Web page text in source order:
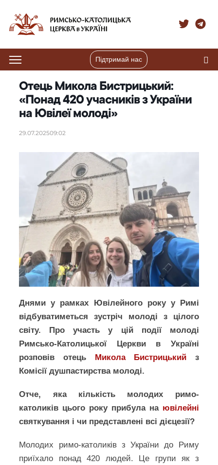
Підтримай нас
Отець Микола Бистрицький:
«Понад 420 учасників з України
на Ювілеї молоді»
29.07.202509:02
Днями у рамках Ювілейного року у Римі
відбуватиметься зустріч молоді з цілого
світу. Про участь у цій події молоді
Римсько-Католицької Церкви в Україні
розповів отець Микола Бистрицький з
Комісії душпастирства молоді.
Отче, яка кількість молодих римо-
католиків цього року прибула на ювілейні
святкування і чи представлені всі дієцезії?
Молодих римо-католиків з України до Риму
приїхало понад 420 людей. Це групи як з